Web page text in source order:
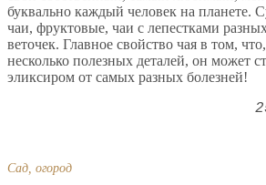
буквально каждый человек на планете.
чаи, фруктовые, чаи с лепестками
веточек. Главное свойство чая в том,
несколько полезных деталей, он может
эликсиром от самых разных болезней!
Сад, огород